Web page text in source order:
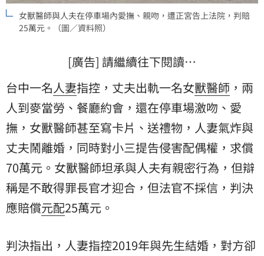
女獸醫師與人夫在停車場內愛撫、親吻，遭正宮告上法院，判賠
25萬元。（圖／資料照）
[廣告] 請繼續往下閱讀…
台中一名人妻指控，丈夫出軌一名女獸醫師 ，兩
人到麥當勞、餐廳約會，還在停車場激吻、愛
撫，女獸醫師甚至寫卡片、送禮物，人妻氣炸與
丈夫鬧離婚，同時對小三提告侵害配偶權，求償
70萬元。女獸醫師坦承與人夫有親密行為，但辯
稱是不敢得罪長官才迎合，但法官不採信，判決
應賠償元配25萬元。
判決指出，人妻指控2019年與先生結婚，對方卻